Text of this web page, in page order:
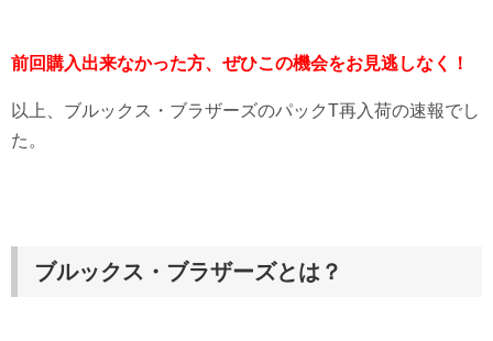
前回購入出来なかった方、ぜひこの機会をお見逃しなく！
以上、ブルックス・ブラザーズのパックT再入荷の速報でし
た。
ブルックス・ブラザーズとは？